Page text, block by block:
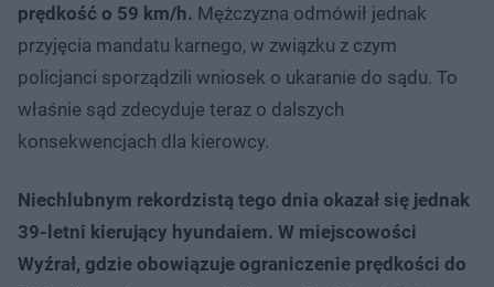
prędkość o 59 km/h. Mężczyzna odmówił jednak
przyjęcia mandatu karnego, w związku z czym
policjanci sporządzili wniosek o ukaranie do sądu. To
właśnie sąd zdecyduje teraz o dalszych
konsekwencjach dla kierowcy.
Niechlubnym rekordzistą tego dnia okazał się jednak
39-letni kierujący hyundaiem. W miejscowości
Wyźrał, gdzie obowiązuje ograniczenie prędkości do